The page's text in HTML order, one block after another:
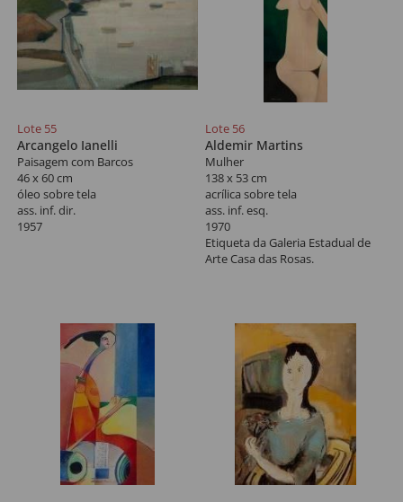
Lote 55
Arcangelo Ianelli
Paisagem com Barcos
46 x 60 cm
óleo sobre tela
ass. inf. dir.
1957
Lote 56
Aldemir Martins
Mulher
138 x 53 cm
acrí­lica sobre tela
ass. inf. esq.
1970
Etiqueta da Galeria Estadual de
Arte Casa das Rosas.